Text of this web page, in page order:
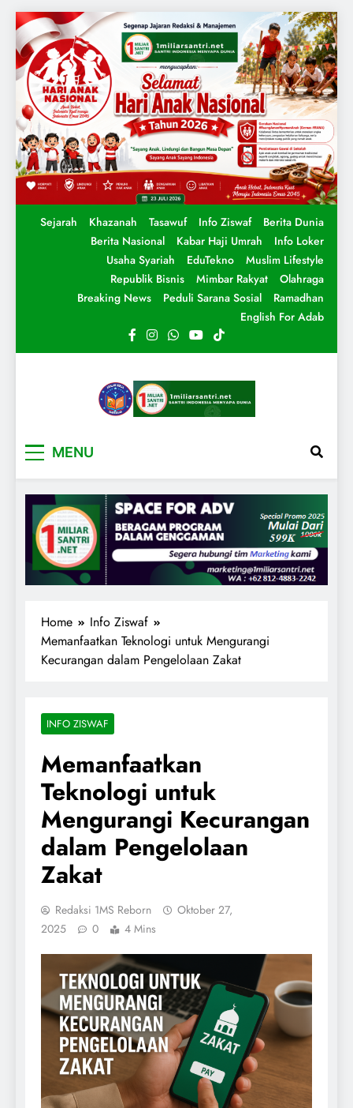
Sejarah Khazanah Tasawuf Info Ziswaf
Berita Dunia
Berita Nasional
Kabar Haji Umrah
Info Loker
Usaha Syariah
EduTekno
Muslim Lifestyle
Republik Bisnis
Mimbar Rakyat
Olahraga
Breaking News
Peduli Sarana Sosial
Ramadhan
English For Adab
MENU
Home
Info Ziswaf
Memanfaatkan Teknologi untuk Mengurangi
Kecurangan dalam Pengelolaan Zakat
INFO ZISWAF
Memanfaatkan
Teknologi untuk
Mengurangi Kecurangan
dalam Pengelolaan
Zakat
Redaksi 1MS Reborn
Oktober 27,
2025
0 4 Mins